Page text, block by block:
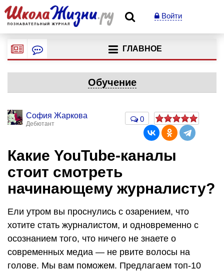
Войти
ГЛАВНОЕ
Обучение
София Жаркова
Дебютант
0
Какие YouTube-каналы
стоит смотреть
начинающему журналисту?
Ели утром вы проснулись с озарением, что
хотите стать журналистом, и одновременно с
осознанием того, что ничего не знаете о
современных медиа — не рвите волосы на
голове. Мы вам поможем. Предлагаем топ-10